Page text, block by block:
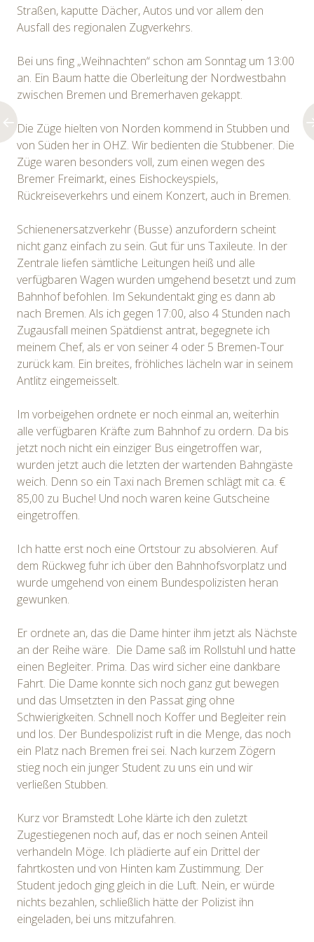
Straßen, kaputte Dächer, Autos und vor allem den
Ausfall des regionalen Zugverkehrs.
Bei uns fing „Weihnachten“ schon am Sonntag um 13:00
an. Ein Baum hatte die Oberleitung der Nordwestbahn
zwischen Bremen und Bremerhaven gekappt.
Die Züge hielten von Norden kommend in Stubben und
von Süden her in OHZ. Wir bedienten die Stubbener. Die
Züge waren besonders voll, zum einen wegen des
Bremer Freimarkt, eines Eishockeyspiels,
Rückreiseverkehrs und einem Konzert, auch in Bremen.
Schienenersatzverkehr (Busse) anzufordern scheint
nicht ganz einfach zu sein. Gut für uns Taxileute. In der
Zentrale liefen sämtliche Leitungen heiß und alle
verfügbaren Wagen wurden umgehend besetzt und zum
Bahnhof befohlen. Im Sekundentakt ging es dann ab
nach Bremen. Als ich gegen 17:00, also 4 Stunden nach
Zugausfall meinen Spätdienst antrat, begegnete ich
meinem Chef, als er von seiner 4 oder 5 Bremen-Tour
zurück kam. Ein breites, fröhliches lächeln war in seinem
Antlitz eingemeisselt.
Im vorbeigehen ordnete er noch einmal an, weiterhin
alle verfügbaren Kräfte zum Bahnhof zu ordern. Da bis
jetzt noch nicht ein einziger Bus eingetroffen war,
wurden jetzt auch die letzten der wartenden Bahngäste
weich. Denn so ein Taxi nach Bremen schlägt mit ca. €
85,00 zu Buche! Und noch waren keine Gutscheine
eingetroffen.
Ich hatte erst noch eine Ortstour zu absolvieren. Auf
dem Rückweg fuhr ich über den Bahnhofsvorplatz und
wurde umgehend von einem Bundespolizisten heran
gewunken.
Er ordnete an, das die Dame hinter ihm jetzt als Nächste
an der Reihe wäre. Die Dame saß im Rollstuhl und hatte
einen Begleiter. Prima. Das wird sicher eine dankbare
Fahrt. Die Dame konnte sich noch ganz gut bewegen
und das Umsetzten in den Passat ging ohne
Schwierigkeiten. Schnell noch Koffer und Begleiter rein
und los. Der Bundespolizist ruft in die Menge, das noch
ein Platz nach Bremen frei sei. Nach kurzem Zögern
stieg noch ein junger Student zu uns ein und wir
verließen Stubben.
Kurz vor Bramstedt Lohe klärte ich den zuletzt
Zugestiegenen noch auf, das er noch seinen Anteil
verhandeln Möge. Ich plädierte auf ein Drittel der
fahrtkosten und von Hinten kam Zustimmung. Der
Student jedoch ging gleich in die Luft. Nein, er würde
nichts bezahlen, schließlich hätte der Polizist ihn
eingeladen, bei uns mitzufahren.